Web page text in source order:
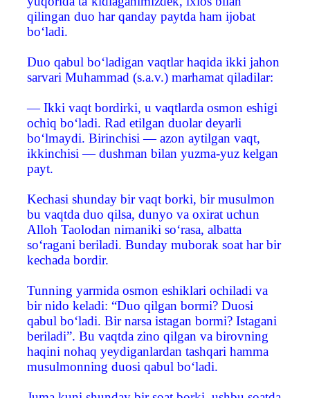
qilingan duo har qanday paytda ham ijobat
bo‘ladi.
Duo qabul bo‘ladigan vaqtlar haqida ikki jahon
sarvari Muhammad (s.a.v.) marhamat qiladilar:
— Ikki vaqt bordirki, u vaqtlarda osmon eshigi
ochiq bo‘ladi. Rad etilgan duolar deyarli
bo‘lmaydi. Birinchisi — azon aytilgan vaqt,
ikkinchisi — dushman bilan yuzma-yuz kelgan
payt.
Kechasi shunday bir vaqt borki, bir musulmon
bu vaqtda duo qilsa, dunyo va oxirat uchun
Alloh Taolodan nimaniki so‘rasa, albatta
so‘ragani beriladi. Bunday muborak soat har bir
kechada bordir.
Tunning yarmida osmon eshiklari ochiladi va
bir nido keladi: “Duo qilgan bormi? Duosi
qabul bo‘ladi. Bir narsa istagan bormi? Istagani
beriladi”. Bu vaqtda zino qilgan va birovning
haqini nohaq yeydiganlardan tashqari hamma
musulmonning duosi qabul bo‘ladi.